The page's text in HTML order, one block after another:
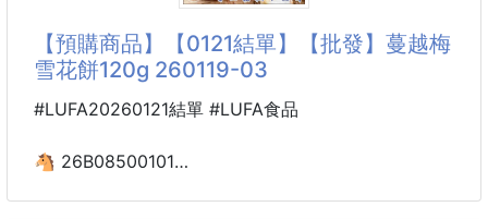
❌❌有可能因為遇到各國節慶或其他狀況，所以運輸
或是倉儲出貨延遲喔～《早到會提早發放》
❌❌
#耳環
選用美洲整顆蔓越莓
酸甜Q彈，每一口都是真材實料。
休閒零嘴、生菜沙拉、優格及烘焙等等
。天然無化學添加、無防腐劑
。未經榨汁，完整保留全營養
【預購商品】【0121結單】【批發】蔓越梅
雪花餅120g 260119-03
#LUFA20260121結單 #LUFA食品
🐴 26B08500101